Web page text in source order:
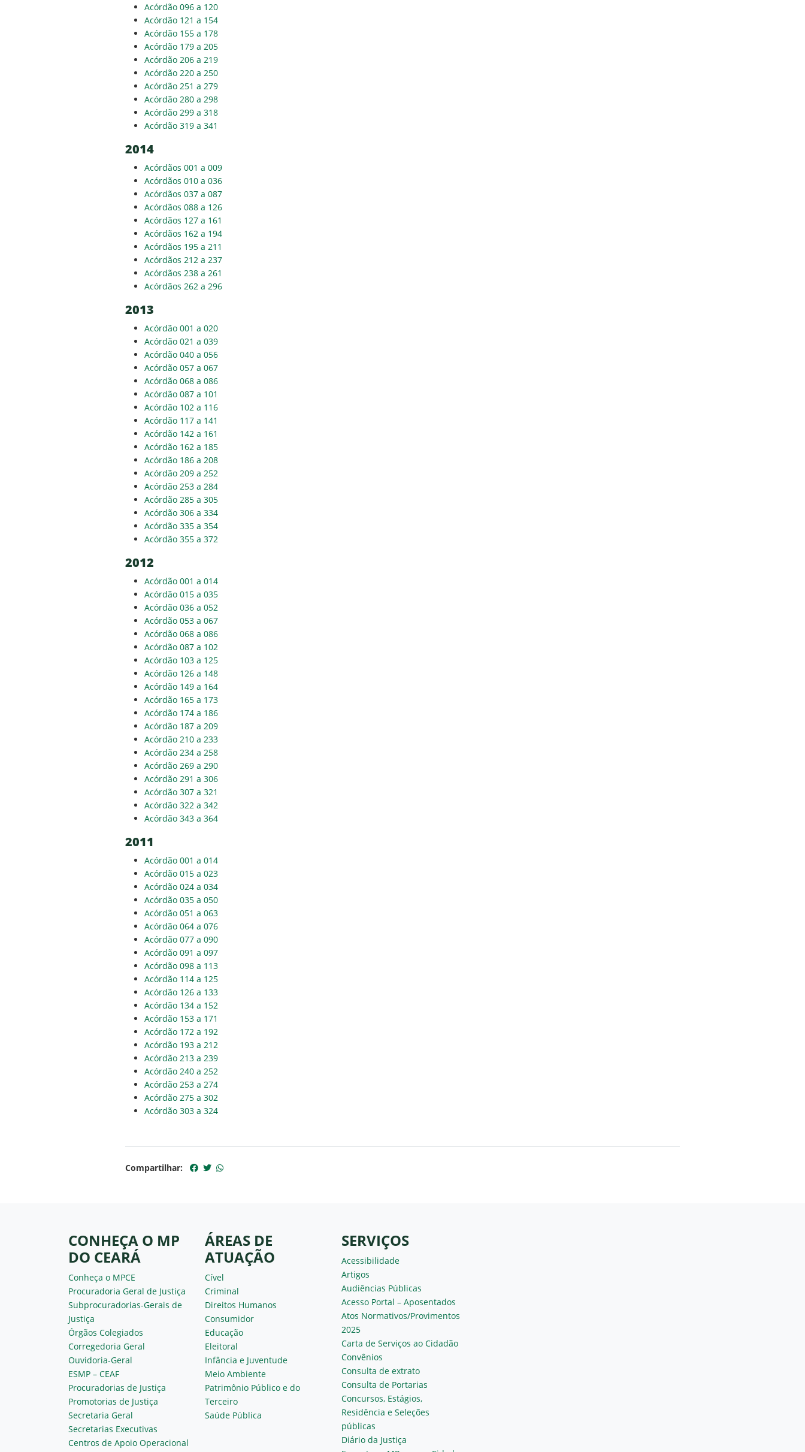
Acórdão 096 a 120
Acórdão 121 a 154
Acórdão 155 a 178
Acórdão 179 a 205
Acórdão 206 a 219
Acórdão 220 a 250
Acórdão 251 a 279
Acórdão 280 a 298
Acórdão 299 a 318
Acórdão 319 a 341
2014
Acórdãos 001 a 009
Acórdãos 010 a 036
Acórdãos 037 a 087
Acórdãos 088 a 126
Acórdãos 127 a 161
Acórdãos 162 a 194
Acórdãos 195 a 211
Acórdãos 212 a 237
Acórdãos 238 a 261
Acórdãos 262 a 296
2013
Acórdão 001 a 020
Acórdão 021 a 039
Acórdão 040 a 056
Acórdão 057 a 067
Acórdão 068 a 086
Acórdão 087 a 101
Acórdão 102 a 116
Acórdão 117 a 141
Acórdão 142 a 161
Acórdão 162 a 185
Acórdão 186 a 208
Acórdão 209 a 252
Acórdão 253 a 284
Acórdão 285 a 305
Acórdão 306 a 334
Acórdão 335 a 354
Acórdão 355 a 372
2012
Acórdão 001 a 014
Acórdão 015 a 035
Acórdão 036 a 052
Acórdão 053 a 067
Acórdão 068 a 086
Acórdão 087 a 102
Acórdão 103 a 125
Acórdão 126 a 148
Acórdão 149 a 164
Acórdão 165 a 173
Acórdão 174 a 186
Acórdão 187 a 209
Acórdão 210 a 233
Acórdão 234 a 258
Acórdão 269 a 290
Acórdão 291 a 306
Acórdão 307 a 321
Acórdão 322 a 342
Acórdão 343 a 364
2011
Acórdão 001 a 014
Acórdão 015 a 023
Acórdão 024 a 034
Acórdão 035 a 050
Acórdão 051 a 063
Acórdão 064 a 076
Acórdão 077 a 090
Acórdão 091 a 097
Acórdão 098 a 113
Acórdão 114 a 125
Acórdão 126 a 133
Acórdão 134 a 152
Acórdão 153 a 171
Acórdão 172 a 192
Acórdão 193 a 212
Acórdão 213 a 239
Acórdão 240 a 252
Acórdão 253 a 274
Acórdão 275 a 302
Acórdão 303 a 324
Compartilhar:
CONHEÇA O MP
DO CEARÁ
Conheça o MPCE
Procuradoria Geral de Justiça
Subprocuradorias-Gerais de
Justiça
Órgãos Colegiados
Corregedoria Geral
Ouvidoria-Geral
ESMP – CEAF
Procuradorias de Justiça
Promotorias de Justiça
Secretaria Geral
Secretarias Executivas
Centros de Apoio Operacional
ÁREAS DE
ATUAÇÃO
Cível
Criminal
Direitos Humanos
Consumidor
Educação
Eleitoral
Infância e Juventude
Meio Ambiente
Patrimônio Público e do
Terceiro
Saúde Pública
SERVIÇOS
Acessibilidade
Artigos
Audiências Públicas
Acesso Portal – Aposentados
Atos Normativos/Provimentos
2025
Carta de Serviços ao Cidadão
Convênios
Consulta de extrato
Consulta de Portarias
Concursos, Estágios,
Residência e Seleções
públicas
Diário da Justiça